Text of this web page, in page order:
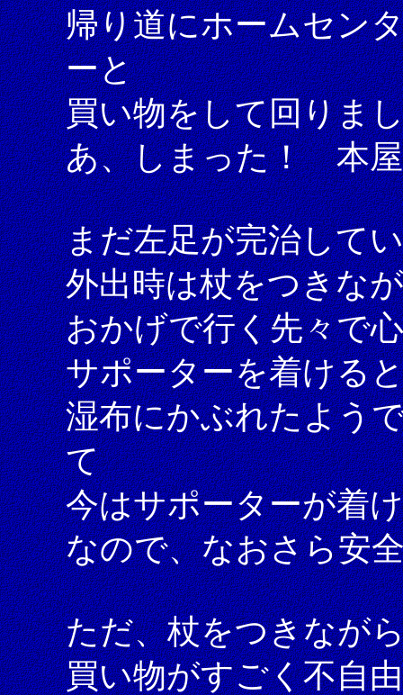
帰り道にホームセン
ーと
買い物をして回りま
あ、しまった！ 本屋
まだ左足が完治して
外出時は杖をつきな
おかげで行く先々で
サポーターを着ける
湿布にかぶれたよう
て
今はサポーターが着
なので、なおさら安
ただ、杖をつきなが
買い物がすごく不自